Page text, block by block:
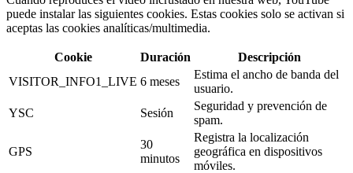
puede instalar las siguientes cookies. Estas cookies solo se activan si
aceptas las cookies analíticas/multimedia.
Cookie Duración
Descripción
VISITOR_INFO1_LIVE 6 meses
Estima el ancho de banda del
usuario.
YSC
Sesión
Seguridad y prevención de
spam.
GPS
30
minutos
Registra la localización
geográfica en dispositivos
móviles.